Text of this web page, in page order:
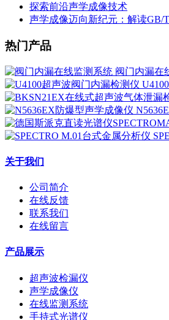
探索前沿声学成像技术
声学成像迈向新纪元：解读GB/
热门产品
阀门内漏在
关于我们
公司简介
在线反馈
联系我们
在线留言
产品展示
超声波检漏仪
声学成像仪
在线监测系统
手持式光谱仪